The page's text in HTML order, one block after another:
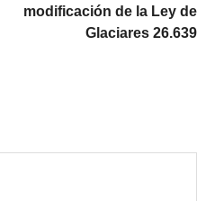
modificación de la Ley de
Glaciares 26.639